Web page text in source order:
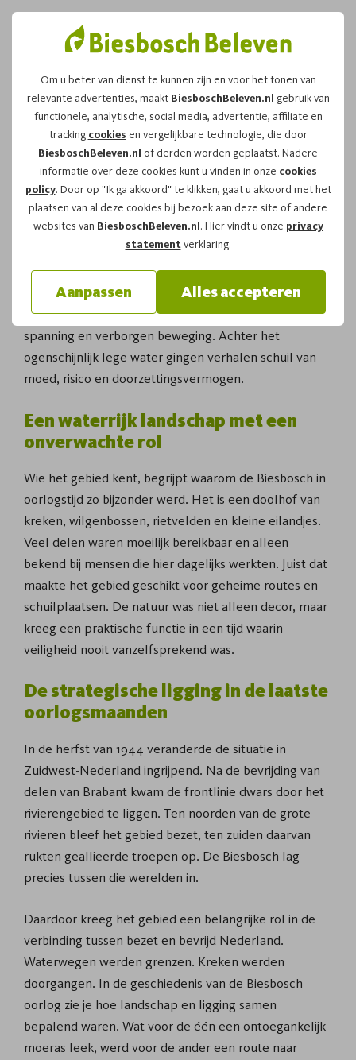
Om u beter van dienst te kunnen zijn en voor het tonen van
relevante advertenties, maakt BiesboschBeleven.nl gebruik van
functionele, analytische, social media, advertentie, affiliate en
tracking cookies en vergelijkbare technologie, die door
BiesboschBeleven.nl of derden worden geplaatst. Nadere
informatie over deze cookies kunt u vinden in onze cookies
policy. Door op "Ik ga akkoord" te klikken, gaat u akkoord met het
plaatsen van al deze cookies bij bezoek aan deze site of andere
websites van BiesboschBeleven.nl. Hier vindt u onze privacy
statementverklaring.
Aanpassen Alles accepteren
Biesbosch Tweede
Wereldoorlog en het
landschap
De Biesbosch staat bekend als een gebied van water,
riet en stilte. Toch had dit landschap tijdens de
oorlogsjaren een heel andere betekenis. De Biesbosch
in de Tweede Wereldoorlog was geen rustige plek om
te varen of te wandelen, maar een gebied vol
spanning en verborgen beweging. Achter het
ogenschijnlijk lege water gingen verhalen schuil van
moed, risico en doorzettingsvermogen.
Een waterrijk landschap met een
onverwachte rol
Wie het gebied kent, begrijpt waarom de Biesbosch in
oorlogstijd zo bijzonder werd. Het is een doolhof van
kreken, wilgenbossen, rietvelden en kleine eilandjes.
Veel delen waren moeilijk bereikbaar en alleen
bekend bij mensen die hier dagelijks werkten. Juist dat
maakte het gebied geschikt voor geheime routes en
schuilplaatsen. De natuur was niet alleen decor, maar
kreeg een praktische functie in een tijd waarin
veiligheid nooit vanzelfsprekend was.
De strategische ligging in de laatste
oorlogsmaanden
In de herfst van 1944 veranderde de situatie in
Zuidwest-Nederland ingrijpend. Na de bevrijding van
delen van Brabant kwam de frontlinie dwars door het
rivierengebied te liggen. Ten noorden van de grote
rivieren bleef het gebied bezet, ten zuiden daarvan
rukten geallieerde troepen op. De Biesbosch lag
precies tussen die werelden in.
Daardoor kreeg het gebied een belangrijke rol in de
verbinding tussen bezet en bevrijd Nederland.
Waterwegen werden grenzen. Kreken werden
doorgangen. In de geschiedenis van de Biesbosch
oorlog zie je hoe landschap en ligging samen
bepalend waren. Wat voor de één een ontoegankelijk
moeras leek, werd voor de ander een route naar